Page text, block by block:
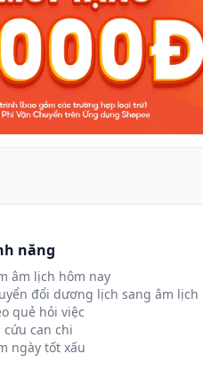
năng
âm lịch hôm nay
đổi dương lịch sang âm lịch
quẻ hỏi việc
cứu can chi
ngày tốt xấu